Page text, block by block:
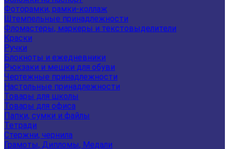
Фоторамки, рамки-коллаж
Штемпельные принадлежности
Фломастеры, маркеры и текстовыделители
Краски
Ручки
Блокноты и ежедневники
Рюкзаки и мешки для обуви
Чертежные принадлежности
Настольные принадлежности
Товары для школы
Товары для офиса
Папки, сумки и файлы
Тетради
Стержни, чернила
Грамоты, Дипломы, Медали